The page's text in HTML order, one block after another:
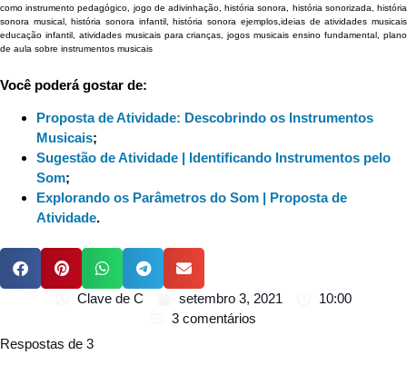
como instrumento pedagógico, jogo de adivinhação, história sonora, história sonorizada, história
sonora musical, história sonora infantil, história sonora ejemplos, ideias de atividades musicais
educação infantil, atividades musicais para crianças, jogos musicais ensino fundamental, plano
de aula sobre instrumentos musicais
Você poderá gostar de:
Proposta de Atividade: Descobrindo os Instrumentos
Musicais;
Sugestão de Atividade | Identificando Instrumentos pelo
Som;
Explorando os Parâmetros do Som | Proposta de
Atividade.
Clave de C setembro 3, 2021
10:00
3 comentários
Respostas de 3